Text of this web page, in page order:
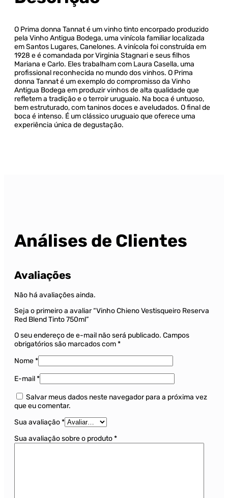
O Prima donna Tannat é um vinho tinto encorpado produzido
pela Vinho Antigua Bodega, uma vinícola familiar localizada
em Santos Lugares, Canelones. A vinícola foi construída em
1928 e é comandada por Virginia Stagnari e seus filhos
Mariana e Carlo. Eles trabalham com Laura Casella, uma
profissional reconhecida no mundo dos vinhos. O Prima
donna Tannat é um exemplo do compromisso da Vinho
Antigua Bodega em produzir vinhos de alta qualidade que
refletem a tradição e o terroir uruguaio. Na boca é untuoso,
bem estruturado, com taninos doces e aveludados. O final de
boca é intenso. É um clássico uruguaio que oferece uma
experiência única de degustação.
Análises de Clientes
Avaliações
Não há avaliações ainda.
Seja o primeiro a avaliar “Vinho Chieno Vestisqueiro Reserva
Red Blend Tinto 750ml”
O seu endereço de e-mail não será publicado. Campos
obrigatórios são marcados com*
Nome*
E-mail*
Salvar meus dados neste navegador para a próxima vez
que eu comentar.
Sua avaliação*
Sua avaliação sobre o produto*